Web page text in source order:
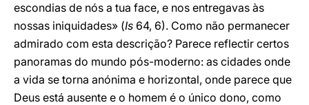
escondias de nós a tua face, e nos entregavas às
nossas iniquidades» (Is 64, 6). Como não permanecer
admirado com esta descrição? Parece reflectir certos
panoramas do mundo pós-moderno: as cidades onde
a vida se torna anónima e horizontal, onde parece que
Deus está ausente e o homem é o único dono, como